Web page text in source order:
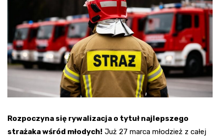
Rozpoczyna się rywalizacja o tytuł najlepszego
strażaka wśród młodych! Już 27 marca młodzież z całej